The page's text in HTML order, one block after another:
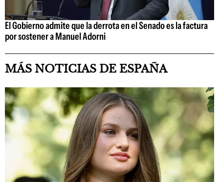
El Gobierno admite que la derrota en el Senado es la factura
por sostener a Manuel Adorni
MÁS NOTICIAS DE ESPAÑA